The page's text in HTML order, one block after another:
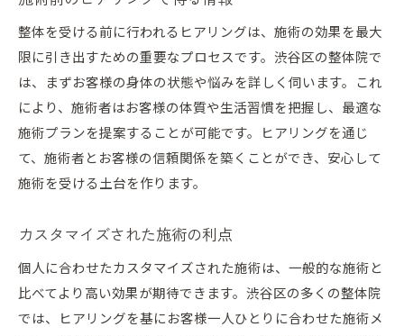
整体を受ける前に行われるヒアリングは、施術の効果を最大
限に引き出すための重要なプロセスです。渋谷区の整体院で
は、まずお客様の身体の状態や悩みを詳しく伺います。これ
により、施術者はお客様の体質や生活習慣を把握し、最適な
施術プランを提案することが可能です。ヒアリングを通じ
て、施術者とお客様の信頼関係を築くことができ、安心して
施術を受ける土台を作ります。
カスタマイズされた施術の利点
個人に合わせたカスタマイズされた施術は、一般的な施術と
比べてより高い効果が期待できます。渋谷区の多くの整体院
では、ヒアリングを基にお客様一人ひとりに合わせた施術メ